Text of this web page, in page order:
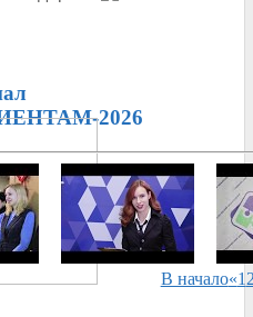
2026
В начало«1